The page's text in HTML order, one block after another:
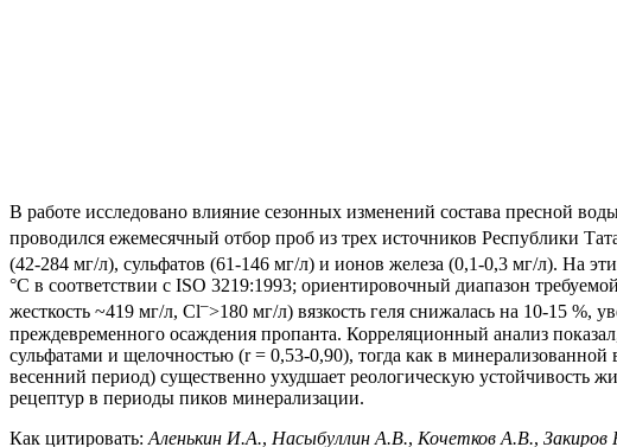
В работе исследовано влияние сезонных изменений состава пресной
проводился ежемесячный отбор проб из трех источников Республики
(42-284 мг/л), сульфатов (61-146 мг/л) и ионов железа (0,1-0,3 мг/л). На
°С в соответствии с ISO 3219:1993; ориентировочный диапазон
жесткость ~419 мг/л, Cl–>180 мг/л) вязкость геля снижалась на 10-15 %,
преждевременного осаждения пропанта. Корреляционный анализ
сульфатами и щелочностью (r = 0,53-0,90), тогда как в
весенний период) существенно ухудшает реологическую устойчивость
рецептур в периоды пиков минерализации.
Как цитировать: Аленькин И.А., Насыбуллин А.В., Кочетков А.В., Закиров